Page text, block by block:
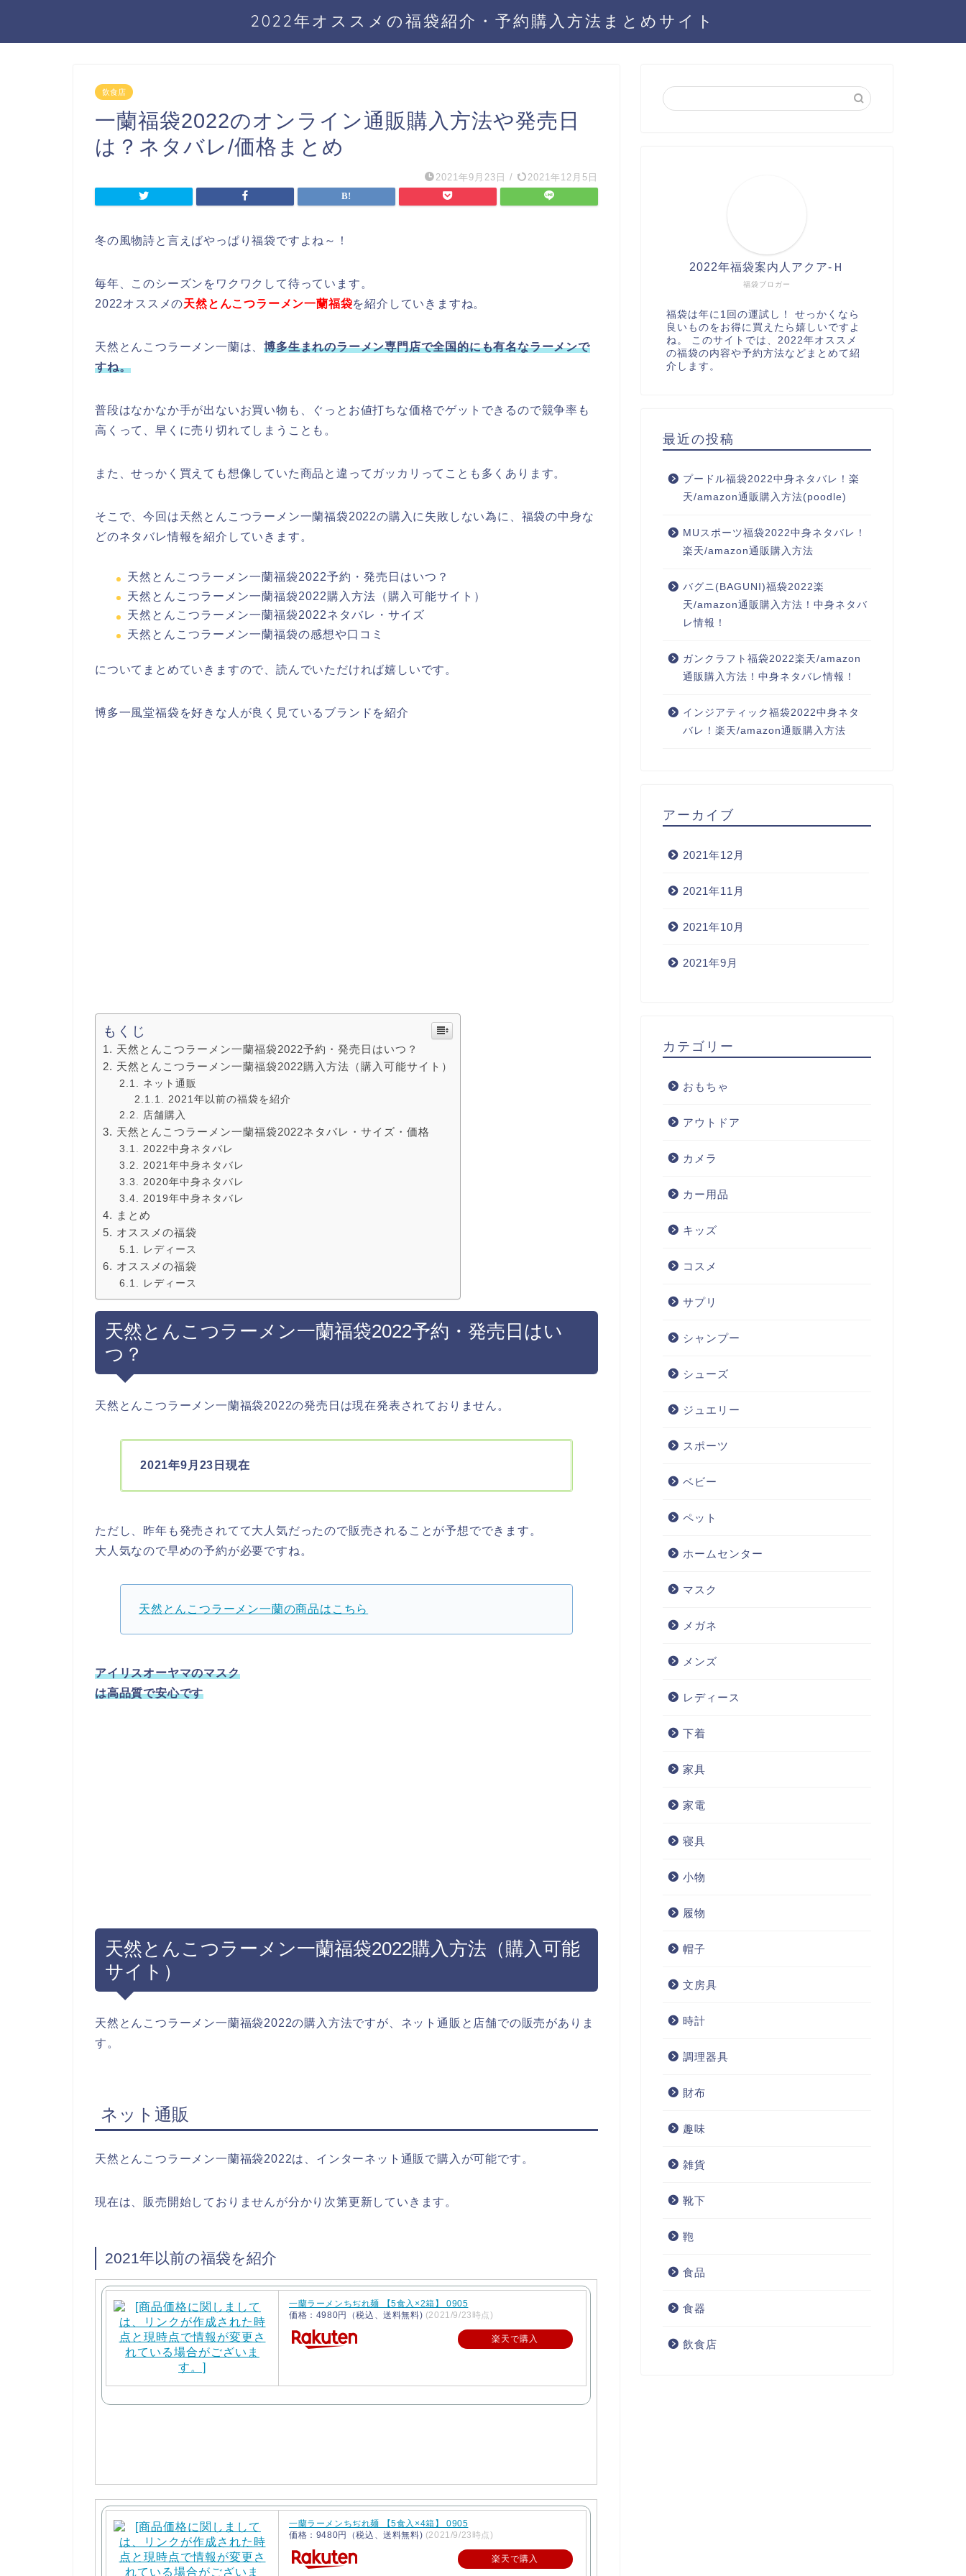
2022年オススメの福袋紹介・予約購入方法まとめサイト
飲食店
一蘭福袋2022のオンライン通販購入方法や発売日
は？ネタバレ/価格まとめ
2021年9月23日 / 2021年12月5日
冬の風物詩と言えばやっぱり福袋ですよね～！
毎年、このシーズンをワクワクして待っています。
2022オススメの天然とんこつラーメン一蘭福袋を紹介していきますね。
天然とんこつラーメン一蘭は、博多生まれのラーメン専門店で全国的にも有名なラーメンで
すね。
普段はなかなか手が出ないお買い物も、ぐっとお値打ちな価格でゲットできるので競争率も
高くって、早くに売り切れてしまうことも。
また、せっかく買えても想像していた商品と違ってガッカリってことも多くあります。
そこで、今回は天然とんこつラーメン一蘭福袋2022の購入に失敗しない為に、福袋の中身な
どのネタバレ情報を紹介していきます。
天然とんこつラーメン一蘭福袋2022予約・発売日はいつ？
天然とんこつラーメン一蘭福袋2022購入方法（購入可能サイト）
天然とんこつラーメン一蘭福袋2022ネタバレ・サイズ
天然とんこつラーメン一蘭福袋の感想や口コミ
についてまとめていきますので、読んでいただければ嬉しいです。
博多一風堂福袋を好きな人が良く見ているブランドを紹介
もくじ
天然とんこつラーメン一蘭福袋2022予約・発売日はいつ？
天然とんこつラーメン一蘭福袋2022購入方法（購入可能サイト）
ネット通販
2021年以前の福袋を紹介
店舗購入
天然とんこつラーメン一蘭福袋2022ネタバレ・サイズ・価格
2022中身ネタバレ
2021年中身ネタバレ
2020年中身ネタバレ
2019年中身ネタバレ
まとめ
オススメの福袋
レディース
オススメの福袋
レディース
天然とんこつラーメン一蘭福袋2022予約・発売日はい
つ？
天然とんこつラーメン一蘭福袋2022の発売日は現在発表されておりません。
2021年9月23日現在
ただし、昨年も発売されてて大人気だったので販売されることが予想でできます。
大人気なので早めの予約が必要ですね。
天然とんこつラーメン一蘭の商品はこちら
アイリスオーヤマのマスク
は高品質で安心です
天然とんこつラーメン一蘭福袋2022購入方法（購入可能
サイト）
天然とんこつラーメン一蘭福袋2022の購入方法ですが、ネット通販と店舗での販売がありま
す。
ネット通販
天然とんこつラーメン一蘭福袋2022は、インターネット通販で購入が可能です。
現在は、販売開始しておりませんが分かり次第更新していきます。
2021年以前の福袋を紹介
一蘭ラーメンちぢれ麺 【5食入×2箱】 0905
価格：4980円（税込、送料無料) (2021/9/23時点)
楽天で購入
一蘭ラーメンちぢれ麺 【5食入×4箱】 0905
価格：9480円（税込、送料無料) (2021/9/23時点)
楽天で購入
福袋ブロガー
2022年福袋案内人アクア-Ｈ
福袋は年に1回の運試し！ せっかくなら
良いものをお得に買えたら嬉しいですよ
ね。 このサイトでは、2022年オススメ
の福袋の内容や予約方法などまとめて紹
介します。
最近の投稿
プードル福袋2022中身ネタバレ！楽
天/amazon通販購入方法(poodle)
MUスポーツ福袋2022中身ネタバレ！
楽天/amazon通販購入方法
バグニ(BAGUNI)福袋2022楽
天/amazon通販購入方法！中身ネタバ
レ情報！
ガンクラフト福袋2022楽天/amazon
通販購入方法！中身ネタバレ情報！
インジアティック福袋2022中身ネタ
バレ！楽天/amazon通販購入方法
アーカイブ
2021年12月
2021年11月
2021年10月
2021年9月
カテゴリー
おもちゃ
アウトドア
カメラ
カー用品
キッズ
コスメ
サプリ
シャンプー
シューズ
ジュエリー
スポーツ
ベビー
ペット
ホームセンター
マスク
メガネ
メンズ
レディース
下着
家具
家電
寝具
小物
履物
帽子
文房具
時計
調理器具
財布
趣味
雑貨
靴下
鞄
食品
食器
飲食店